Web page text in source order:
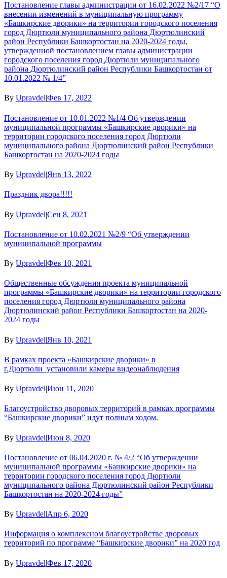
Постановление главы администрации от 16.02.2022 №2/17 “О
внесении изменений в муниципальную программу
«Башкирские дворики» на территории городского поселения
город Дюртюли муниципального района Дюртюлинский
район Республики Башкортостан на 2020-2024 годы,
утвержденной постановлением главы администрации
городского поселения город Дюртюли муниципального
района Дюртюлинский район Республики Башкортостан от
10.01.2022 № 1/4”
By UpravdelФев 17, 2022
Постановление от 10.01.2022 №1/4 Об утверждении
муниципальной программы «Башкирские дворики» на
территории городского поселения город Дюртюли
муниципального района Дюртюлинский район Республики
Башкортостан на 2020-2024 годы
By Upravdel|Янв 13, 2022
Праздник двора!!!!!
By Upravdel|Сен 8, 2021
Постановление от 10.02.2021 №2/9 “Об утверждении
муниципальной программы
By Upravdel|Фев 10, 2021
Общественные обсуждения проекта муниципальной
программы «Башкирские дворики» на территории городского
поселения город Дюртюли муниципального района
Дюртюлинский район Республики Башкортостан на 2020-
2024 годы
By Upravdel|Янв 10, 2021
В рамках проекта «Башкирские дворики» в
г.Дюртюли установили камеры видеонаблюдения
By Upravdel|Июн 11, 2020
Благоустройство дворовых территорий в рамках программы
“Башкирские дворики” идут полным ходом.
By Upravdel|Июн 8, 2020
Постановление от 06.04.2020 г. № 4/2 “Об утверждении
муниципальной программы «Башкирские дворики» на
территории городского поселения город Дюртюли
муниципального района Дюртюлинский район Республики
Башкортостан на 2020-2024 годы”
By Upravdel|Апр 6, 2020
Информация о комплексном благоустройстве дворовых
территорий по программе “Башкирские дворики” на 2020 год
By Upravdel|Фев 17, 2020